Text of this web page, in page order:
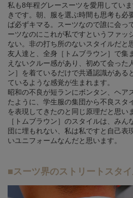
私も8年程グレースーツを愛用してい
きです。朝、服を選ぶ時間も思考も必
ば必ずキマる。スーツなので誰に会っ
ーツなのにこれが私ですというファッ
ない。非の打ち所のないスタイルだと
友人達と、全身［トムブラウン］で集
えないクルー感があり、初めて会った
ン］を着ているだけで共通認識がある
ているような感覚が生まれます。
昭和の不良が短ランにボンタン、ヘア
たように、学生服の集団から不良スタ
を表現してきたのと同じ原理だと思い
［トムブラウン］のスタイルは、み
団に埋もれない、私は私ですと自己表
いユニフォームなんだと思います。
■スーツ界のストリートスタ